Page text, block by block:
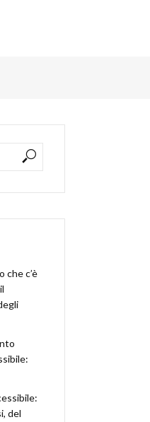
che c’è
del